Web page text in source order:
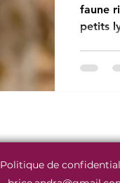
faune
petits
Politique de